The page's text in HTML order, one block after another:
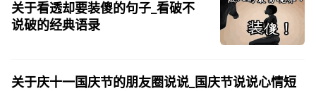
关于看透却要装傻的句子_看破不
说破的经典语录
关于庆十一国庆节的朋友圈说说_国庆节说说心情短